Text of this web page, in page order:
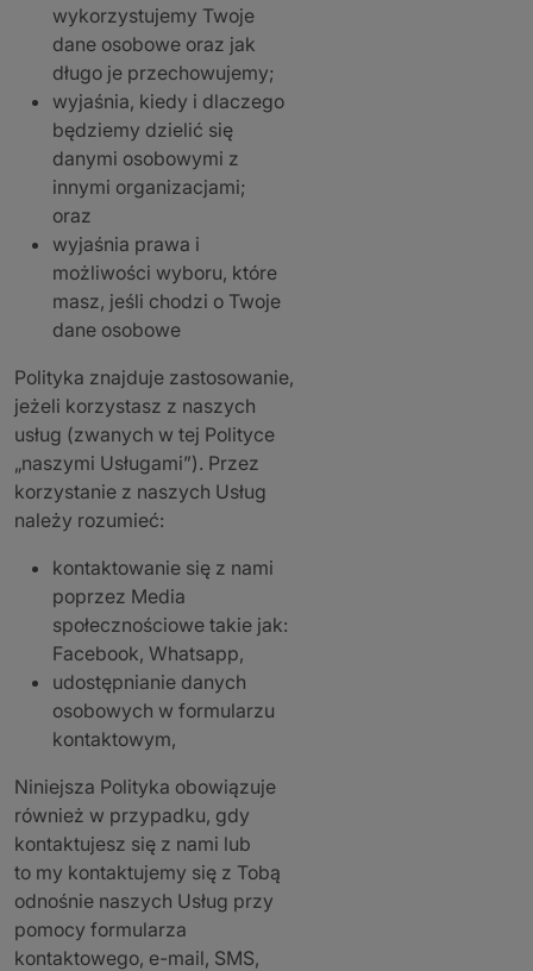
wykorzystujemy Twoje
dane osobowe oraz jak
długo je przechowujemy;
wyjaśnia, kiedy i dlaczego
będziemy dzielić się
danymi osobowymi z
innymi organizacjami;
oraz
wyjaśnia prawa i
możliwości wyboru, które
masz, jeśli chodzi o Twoje
dane osobowe
Polityka znajduje zastosowanie,
jeżeli korzystasz z naszych
usług (zwanych w tej Polityce
„naszymi Usługami”). Przez
korzystanie z naszych Usług
należy rozumieć:
kontaktowanie się z nami
poprzez Media
społecznościowe takie jak:
Facebook, Whatsapp,
udostępnianie danych
osobowych w formularzu
kontaktowym,
Niniejsza Polityka obowiązuje
również w przypadku, gdy
kontaktujesz się z nami lub
to my kontaktujemy się z Tobą
odnośnie naszych Usług przy
pomocy formularza
kontaktowego, e-mail, SMS,